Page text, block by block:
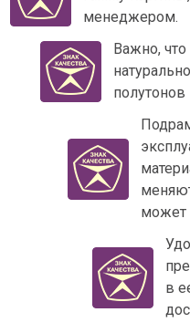
менеджером.
Важно,
может
в